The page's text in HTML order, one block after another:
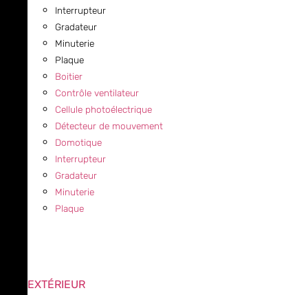
Interrupteur
Gradateur
Minuterie
Plaque
Boitier
Contrôle ventilateur
Cellule photoélectrique
Détecteur de mouvement
Domotique
Interrupteur
Gradateur
Minuterie
Plaque
EXTÉRIEUR